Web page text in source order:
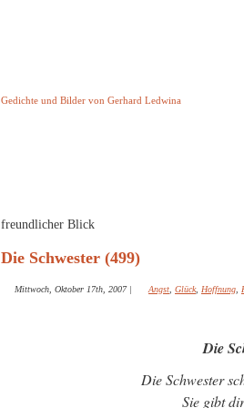
Gedichte und Bilder von Gerhard Ledwina
freundlicher Blick
Die Schwester (499)
Mittwoch, Oktober 17th, 2007| Angst Glück, Hoffnung
Die
Die Schwester
Sie gibt